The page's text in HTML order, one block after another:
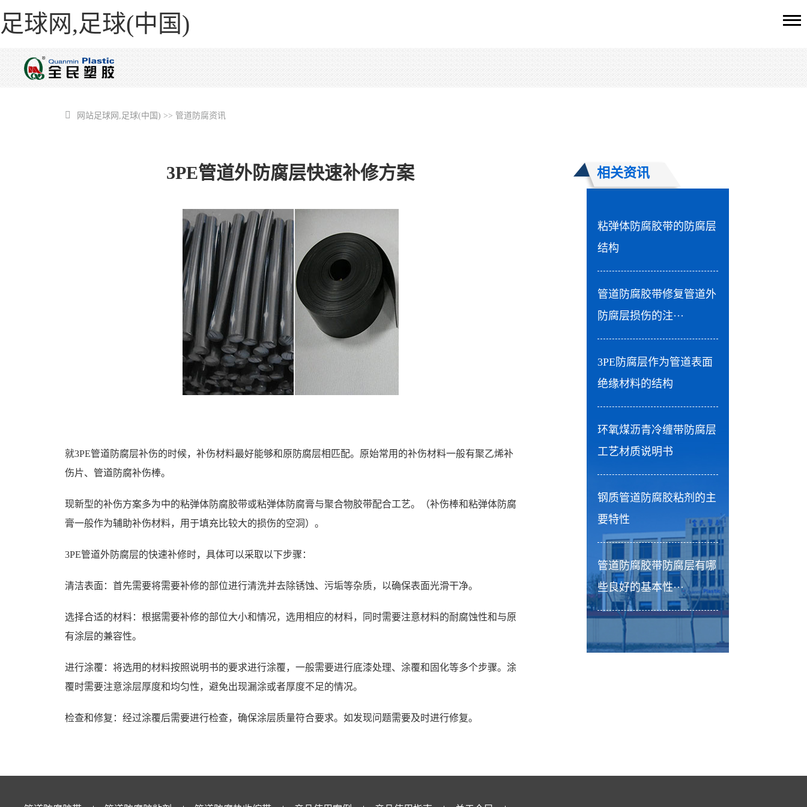
足球网,足球(中国)
网站足球网,足球(中国) >> 管道防腐资讯
3PE管道外防腐层快速补修方案
就3PE管道防腐层补伤的时候，补伤材料最好能够和原防腐层相匹配。原始常用的补伤材料一般有聚乙烯补
伤片、管道防腐补伤棒。
现新型的补伤方案多为中的粘弹体防腐胶带或粘弹体防腐膏与聚合物胶带配合工艺。（补伤棒和粘弹体防腐
膏一般作为辅助补伤材料，用于填充比较大的损伤的空洞）。
3PE管道外防腐层的快速补修时，具体可以采取以下步骤：
清洁表面：首先需要将需要补修的部位进行清洗并去除锈蚀、污垢等杂质，以确保表面光滑干净。
选择合适的材料：根据需要补修的部位大小和情况，选用相应的材料，同时需要注意材料的耐腐蚀性和与原
有涂层的兼容性。
进行涂覆：将选用的材料按照说明书的要求进行涂覆，一般需要进行底漆处理、涂覆和固化等多个步骤。涂
覆时需要注意涂层厚度和均匀性，避免出现漏涂或者厚度不足的情况。
检查和修复：经过涂覆后需要进行检查，确保涂层质量符合要求。如发现问题需要及时进行修复。
相关资讯
粘弹体防腐胶带的防腐层
结构
管道防腐胶带修复管道外
防腐层损伤的注···
3PE防腐层作为管道表面
绝缘材料的结构
环氧煤沥青冷缠带防腐层
工艺材质说明书
钢质管道防腐胶粘剂的主
要特性
管道防腐胶带防腐层有哪
些良好的基本性···